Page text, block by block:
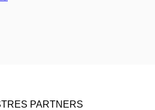
PARTNERS